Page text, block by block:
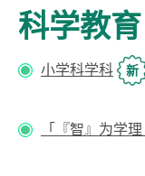
科学教
小学科学科 新
「『智』为学